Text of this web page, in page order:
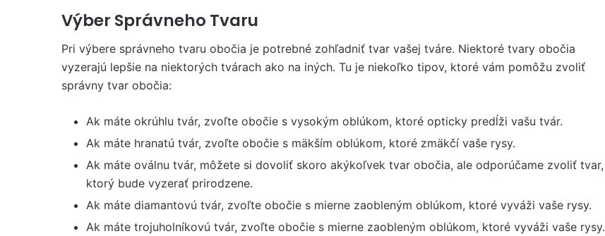
Výber Správneho Tvaru
Pri výbere správneho tvaru obočia je potrebné zohľadniť tvar vašej tváre. Niektoré tvary obočia
vyzerajú lepšie na niektorých tvárach ako na iných. Tu je niekoľko tipov, ktoré vám pomôžu zvoliť
správny tvar obočia:
Ak máte okrúhlu tvár, zvoľte obočie s vysokým oblúkom, ktoré opticky predĺži vašu tvár.
Ak máte hranatú tvár, zvoľte obočie s mäkším oblúkom, ktoré zmäkčí vaše rysy.
Ak máte oválnu tvár, môžete si dovoliť skoro akýkoľvek tvar obočia, ale odporúčame zvoliť tvar,
ktorý bude vyzerať prirodzene.
Ak máte diamantovú tvár, zvoľte obočie s mierne zaobleným oblúkom, ktoré vyváži vaše rysy.
Ak máte trojuholníkovú tvár, zvoľte obočie s mierne zaobleným oblúkom, ktoré vyváži vaše rysy.